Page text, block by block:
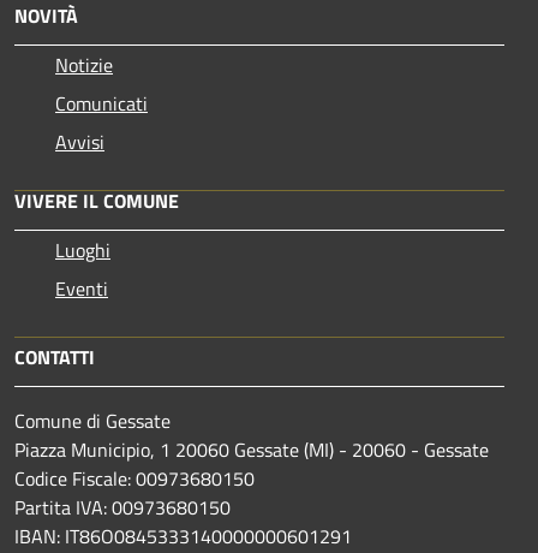
NOVITÀ
Notizie
Comunicati
Avvisi
VIVERE IL COMUNE
Luoghi
Eventi
CONTATTI
Comune di Gessate
Piazza Municipio, 1 20060 Gessate (MI) - 20060 - Gessate
Codice Fiscale: 00973680150
Partita IVA: 00973680150
IBAN: IT86O0845333140000000601291